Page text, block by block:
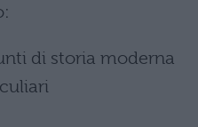
di storia moderna